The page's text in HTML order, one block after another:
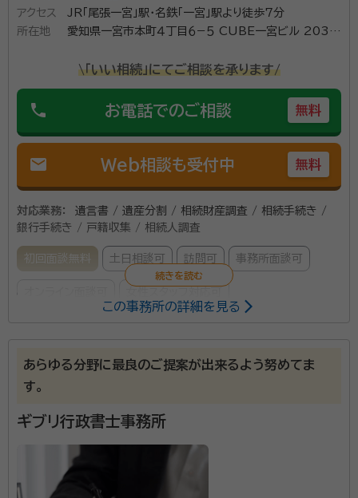
アクセス
JR「尾張一宮」駅・名鉄「一宮」駅より徒歩7分
所在地
愛知県一宮市本町４丁目６−５ CUBE一宮ビル 203号
\「いい相続」にてご相談を承ります/
phone お電話でのご相談 無料
mail Web相談も受付中 無料
対応業務：
遺言書 / 遺産分割 / 相続財産調査 / 相続手続き /
銀行手続き / 戸籍収集 / 相続人調査
初回面談無料 土日相談可 訪問可 事務所面談可
立松智美
行政書士
勤務
事務所口コミ（抜粋）：
満足度 5.0
ご利用時期：2025/11
面談の感想
まず、行政書士と司法書士の業務が連携できているのでお客様の希望日
この事務所の詳細を見る
あらゆる分野に最良のご提案が出来るよう努めてま
す。
ギブリ行政書士事務所